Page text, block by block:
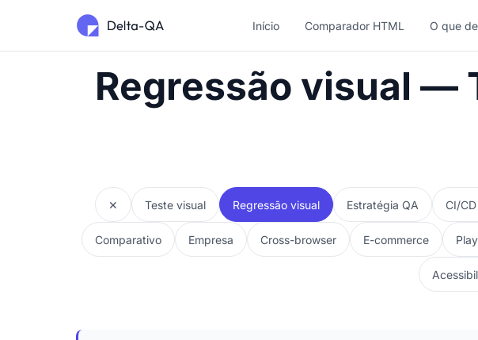
Início Comparador HTML O que
Regressão visual —
✕ Teste visual Regressão visual Estratégia QA CI/
Comparativo Empresa Cross-browser E-commerce